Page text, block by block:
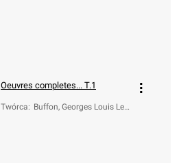
Oeuvres completes... T.1
Twórca: Buffon, Georges Louis Lec